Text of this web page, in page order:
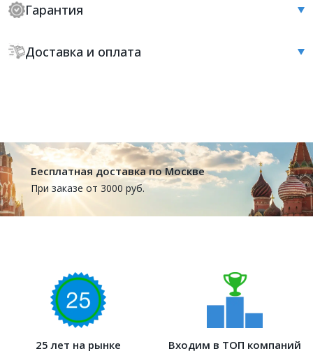
Гарантия
Доставка и оплата
Бесплатная доставка по Москве
При заказе от 3000 руб.
25 лет на рынке Входим в ТОП компаний